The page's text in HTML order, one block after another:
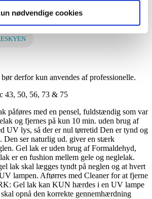
nødvendige cookies
antal
derfor kun anvendes af professionelle.
43, 50, 56, 73 & 75
påføres med en pensel, fuldstændig som var
og fjernes på kun 10 min. uden brug af
UV lys, så der er nul tørretid Den er tynd og
Den ser naturlig ud. giver en stærk
Gel lak er uden brug af Formaldehyd,
er en fushion mellem gele og neglelak.
lak skal lægges tyndt på neglen og at hvert
lampen. Aftørres med Cleaner for at fjerne
Gel lak kan KUN hærdes i en UV lampe
opnå den korrekte gennemhærdning